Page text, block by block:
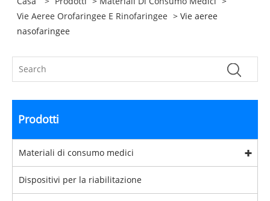
Vie Aeree Orofaringee E Rinofaringee > Vie aeree
nasofaringee
Prodotti
Materiali di consumo medici
Dispositivi per la riabilitazione